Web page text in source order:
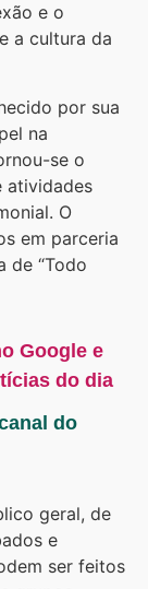
e o
a cultura da
por sua
na
se o
atividades
O
em parceria
de “Todo
Google e
do dia
do
geral, de
e
ser feitos